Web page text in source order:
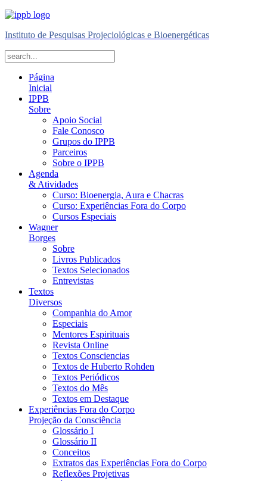
Instituto de Pesquisas Projeciológicas e Bioenergéticas
Página
Inicial
IPPB
Sobre
Apoio Social
Fale Conosco
Grupos do IPPB
Parceiros
Sobre o IPPB
Agenda
& Atividades
Curso: Bioenergia, Aura e Chacras
Curso: Experiências Fora do Corpo
Cursos Especiais
Wagner
Borges
Sobre
Livros Publicados
Textos Selecionados
Entrevistas
Textos
Diversos
Companhia do Amor
Especiais
Mentores Espirituais
Revista Online
Textos Consciencias
Textos de Huberto Rohden
Textos Periódicos
Textos do Mês
Textos em Destaque
Experiências Fora do Corpo
Projeção da Consciência
Glossário I
Glossário II
Conceitos
Extratos das Experiências Fora do Corpo
Reflexões Projetivas